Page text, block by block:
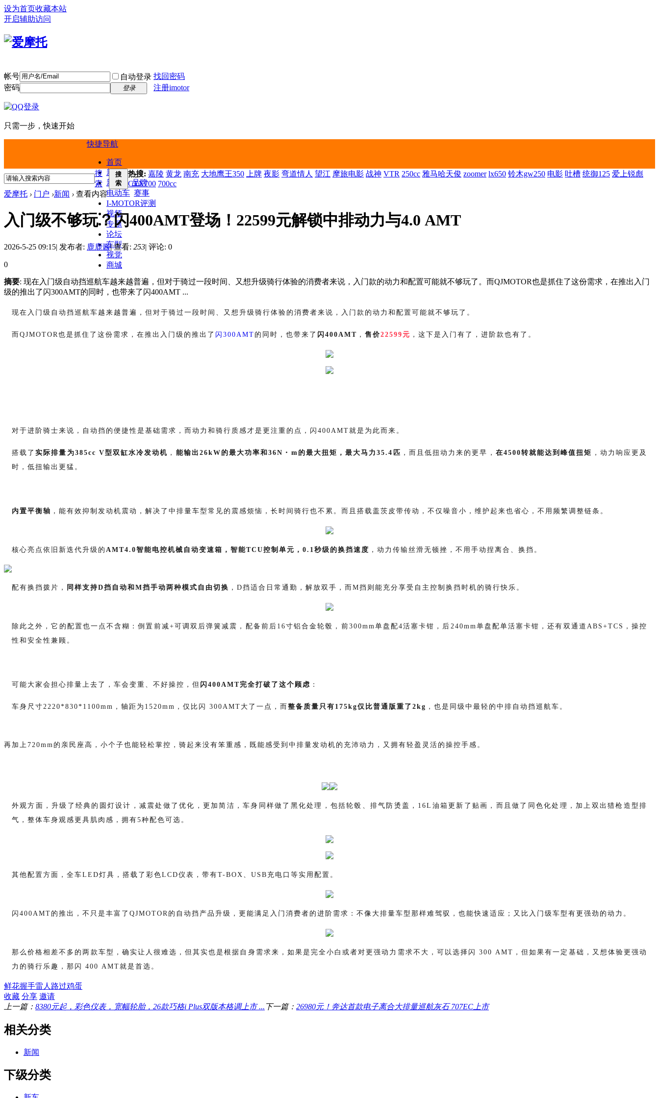
设为首页收藏本站
开启辅助访问
帐号 自动登录 找回密码
密码
登录 注册imotor
只需一步，快速开始
快捷导航
首页
新闻
新车
品牌
电动车 赛事
I-MOTOR评测
视频
专题
论坛
车型
视觉
商城
搜
索
搜
索
热搜: 嘉陵 黄龙 南充 大地鹰王350 上牌 夜影 弯道情人 望江 摩旅电影 战神 VTR 250cc 雅马哈天俊 zoomer lx650 铃木gw250 电影 吐槽 统御125 爱上锐彪
CTX700 700cc
爱摩托 › 门户 ›新闻 › 查看内容
入门级不够玩？闪400AMT登场！22599元解锁中排动力与4.0 AMT
2026-5-25 09:15| 发布者: 鹿鹿酱|查看: 253| 评论: 0
0
摘要: 现在入门级自动挡巡航车越来越普遍，但对于骑过一段时间、又想升级骑行体验的消费者来说，入门款的动力和配置可能就不够玩了。而QJMOTOR也是抓住了这份需求，在推出入门
级的推出了闪300AMT的同时，也带来了闪400AMT ...
现在入门级自动挡巡航车越来越普遍，但对于骑过一段时间、又想升级骑行体验的消费者来说，入门款的动力和配置可能就不够玩了。
而QJMOTOR也是抓住了这份需求，在推出入门级的推出了 闪300AMT 的同时，也带来了 闪400AMT ， 售价22599元 ，这下是入门有了，进阶款也有了。
对于进阶骑士来说，自动挡的便捷性是基础需求，而动力和骑行质感才是更注重的点，闪 400AMT就是为此而来。
搭载了实际排量为385cc V型双缸水冷发动机 ， 能输出26kW的最大功率和36N・m的最大扭矩，最大马力35.4匹 ，而且低扭动力来的更早， 在4500转就能达到峰值扭矩 ，动力响应更及
时，低扭输出更猛。
内置平衡轴 ，能有效抑制发动机震动，解决了中排量车型常见的震感烦恼，长时间骑行也不累。而且搭载盖茨皮带传动，不仅噪音小，维护起来也省心，不用频繁调整链条。
核心亮点依旧新迭代升级的 AMT4.0智能电控机械自动变速箱，智能TCU控制单元，0.1秒级的换挡速度 ，动力传输丝滑无顿挫，不用手动捏离合、换挡。
配有换挡拨片， 同样支持D挡自动和M挡手动两种模式 自由切换 ， D挡 适合日常通勤 ， 解放双手 ， 而M挡则能充分享受自主控制换挡时机的骑行快乐。
除此之外，它的配置也一点不含糊：倒置前减+可调双后弹簧减震，配备前后16寸铝合金轮毂，前300mm单盘配4活塞卡钳，后240mm单盘配单活塞卡钳，还有双通道ABS+TCS，操控
性和安全性兼顾。
可能大家会担心排量上去了，车会变重、不好操控，但 闪 400AMT完全打破了这个顾虑 ：
车身尺寸2220*830*1100mm ，轴距为1520mm， 仅比闪 300AMT大了一点，而整备质量只有175kg仅比普通版重了2kg ，也是同级中最轻的中排自动挡巡航车。
再加上720mm的亲民座高，小个子也能轻松掌控，骑起来没有笨重感，既能感受到中排量发动机的充沛动力，又拥有轻盈灵活的操控手感。
外观方面，升级了经典的圆灯设计，减震处做了优化，更加简洁，车身同样做了黑化处理，包括轮毂、排气防烫盖， 16L油箱更新了贴画，而且做了同色化处理，加上双出猎枪造型排
气，整体车身观感更具肌肉感，拥有5种配色可选。
其他配置方面，全车LED灯具，搭载了彩色LCD仪表，带有T-BOX、USB充电口等实用配置。
闪 400AMT的推出，不只是丰富了QJMOTOR的自动挡产品升级，更能满足入门消费者的进阶需求：不像大排量车型那样难驾驭，也能快速适应；又比入门级车型有更强劲的动力。
那么价格相差不多的两款车型，确实让人很难选，但其实也是根据自身需求来，如果是完全小白或者对更强动力需求不大，可以选择闪 300 AMT，但如果有一定基础，又想体验更强动
力的骑行乐趣，那闪 400 AMT就是首选。
鲜花握手雷人 路过鸡蛋
收藏 分享 邀请
上一篇： 8380元起，彩色仪表，宽幅轮胎，26款巧格i Plus双版本格调上市 ... 下一篇： 26980元！奔达首款电子离合大排量巡航灰石 707EC上市
相关分类
新闻
下级分类